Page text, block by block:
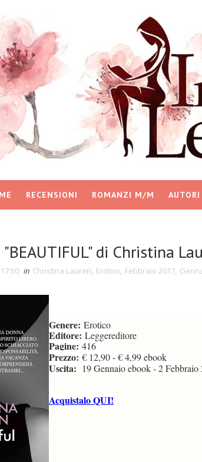
RECENSIONI ROMANZI M/M
di Christina
17:50 in Christina Lauren, Erotico, Febbraio 2017,
Genere: Erotico
Editore: Leggereditore
Pagine: 416
Prezzo: € 12,90 - € 4,99 ebook
Uscita: 19 Gennaio ebook - 2 Febbraio
Acquistalo QUI!